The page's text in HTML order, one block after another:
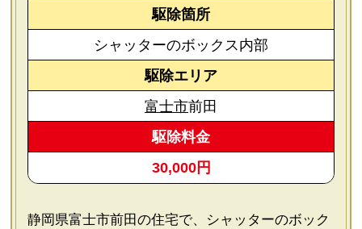
駆除箇所
シャッターのボックス内部
駆除エリア
富士市前田
駆除料金
30,000円
静岡県富士市前田の住宅で、シャッターのボック